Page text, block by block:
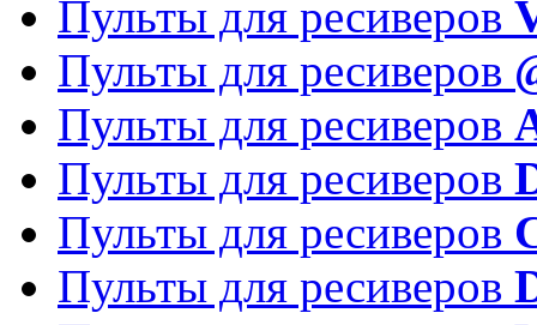
Пульты для ресиверов
Пульты для ресиверов
Пульты для ресиверов
Пульты для ресиверов
Пульты для ресиверов
Пульты для ресиверов